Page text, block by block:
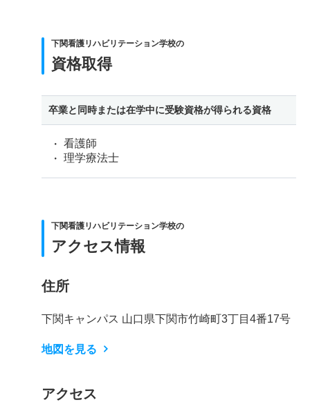
下関看護リハビリテーション学校の
資格取得
卒業と同時または在学中に受験資格が得られる資格
看護師
理学療法士
下関看護リハビリテーション学校の
アクセス情報
住所
下関キャンパス 山口県下関市竹崎町3丁目4番17号
地図を見る
アクセス